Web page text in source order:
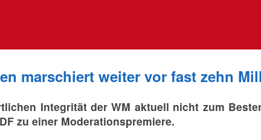
marschiert weiter vor fast zehn
Integrität der WM aktuell nicht zum
zu einer Moderationspremiere.